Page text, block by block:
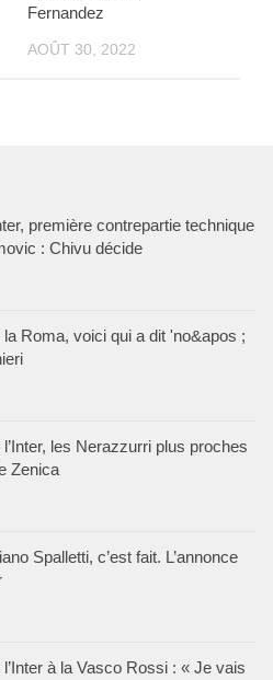
Fernandez
AOÛT 30, 2022
première contrepartie technique
: Chivu décide
Roma, voici qui a dit 'no&apos ;
les Nerazzurri plus proches
Zenica
Spalletti, c’est fait. L’annonce
à la Vasco Rossi : « Je vais